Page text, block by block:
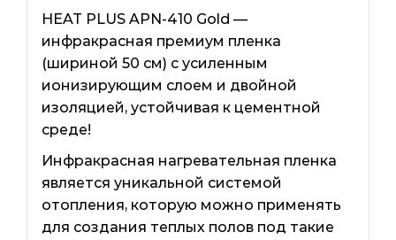
HEAT PLUS APN-410 Gold —
инфракрасная премиум пленка
(шириной 50 см) с усиленным
ионизирующим слоем и двойной
изоляцией, устойчивая к цементной
среде!
Инфракрасная нагревательная пленка
является уникальной системой
отопления, которую можно применять
для создания теплых полов под такие